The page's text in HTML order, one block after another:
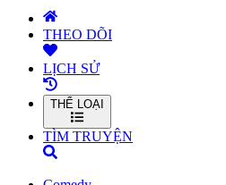
THEO DÕI
LỊCH SỬ
THỂ LOẠI
TÌM TRUYỆN